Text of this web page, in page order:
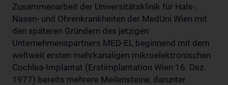
Zusammenarbeit der Universitätsklinik für Hals-,
Nasen- und Ohrenkrankheiten der MedUni Wien mit
den späteren Gründern des jetzigen
Unternehmenspartners MED-EL beginnend mit dem
weltweit ersten mehrkanaligen mikroelektronischen
Cochlea-Implantat (Erstimplantation Wien 16. Dez.
1977) bereits mehrere Meilensteine, darunter